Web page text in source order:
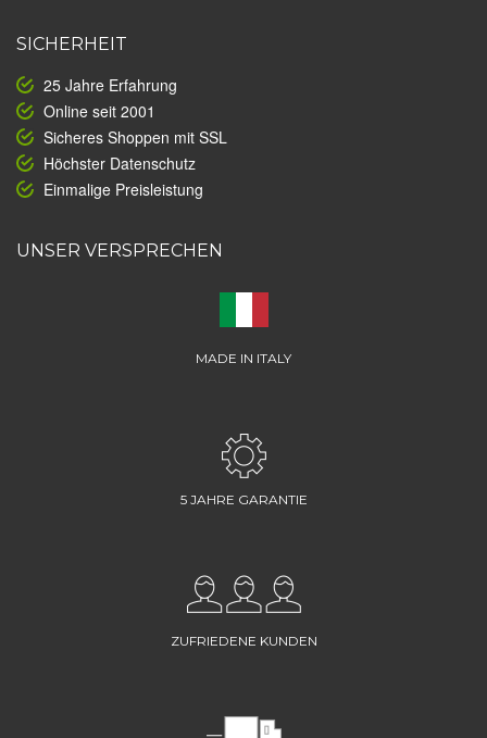
SICHERHEIT
25 Jahre Erfahrung
Online seit 2001
Sicheres Shoppen mit SSL
Höchster Datenschutz
Einmalige Preisleistung
UNSER VERSPRECHEN
MADE IN ITALY
5 JAHRE GARANTIE
ZUFRIEDENE KUNDEN